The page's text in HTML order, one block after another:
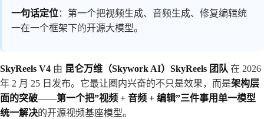
一句话定位：第一个把视频生成、音频生成、修复编辑统
一在一个框架下的开源大模型。
SkyReels V4 由 昆仑万维（Skywork AI）SkyReels 团队 在 2026
年 2 月 25 日发布。它最让圈内兴奋的不只是效果，而是架构层
面的突破——第一个把”视频 + 音频 + 编辑”三件事用单一模型
统一解决的开源视频基座模型。